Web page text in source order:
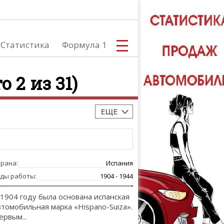
Статистика Формула 1
2 из 31)
ЕЩЕ
Испания
работы:
1904 - 1944
году была основана испанская
марка «Hispano-Suiza».